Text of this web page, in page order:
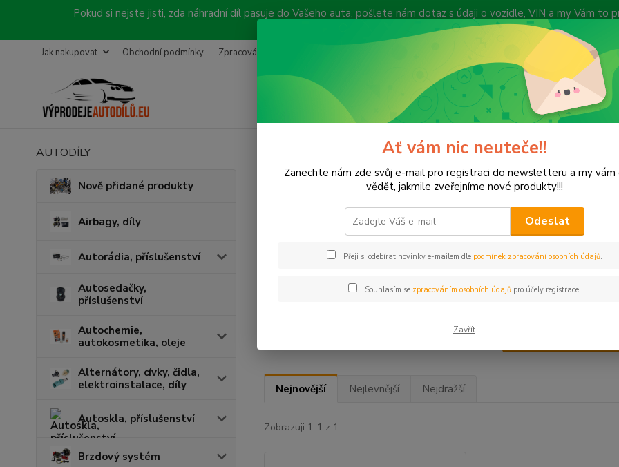
Pokud si nejste jisti, zda náhradní díl pasuje do Vašeho auta, pošlete nám dotaz s údaji o vozidle, VIN a my Vám
vyprodejeautodilu@centrum.cz
Jak nakupovat Obchodní podmínky Zpracování objednávky Vyhledat díl dle VIN kódu
Hledat
(Po-
AUTODÍLY
Nově přidané produkty
Airbagy, díly
Autorádia, příslušenství
Autosedačky,
příslušenství
Autochemie,
autokosmetika, oleje
Alternátory, cívky, čidla,
elektroinstalace, díly
Autoskla, příslušenství
Brzdový systém
Motokosmetika
Kč Od
Novinka Akce Doprava ZDARMA
Nejnovější Nejlevnější Nejdražší
Zobrazuji 1-1 z 1
Ať vám nic neuteče!!
Zanechte nám zde svůj e-mail pro registraci do newsletteru a my vám
vědět, jakmile zveřejníme nové produkty!!!
Odeslat
Přeji si odebírat novinky e-mailem dle podmínek zpracování osobních údajů.
Souhlasím se zpracováním osobních údajůpro účely registrace.
Zavřít